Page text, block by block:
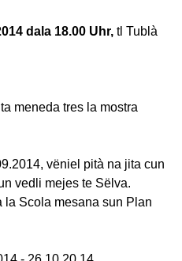
dala 18.00 Uhr, tl Tublà
meneda tres la mostra
vëniel pità na jita cun
vedli mejes te Sëlva.
la Scola mesana sun Plan